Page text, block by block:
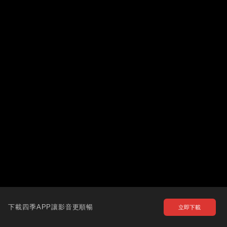
下載四季APP讓影音更順暢 立即下載